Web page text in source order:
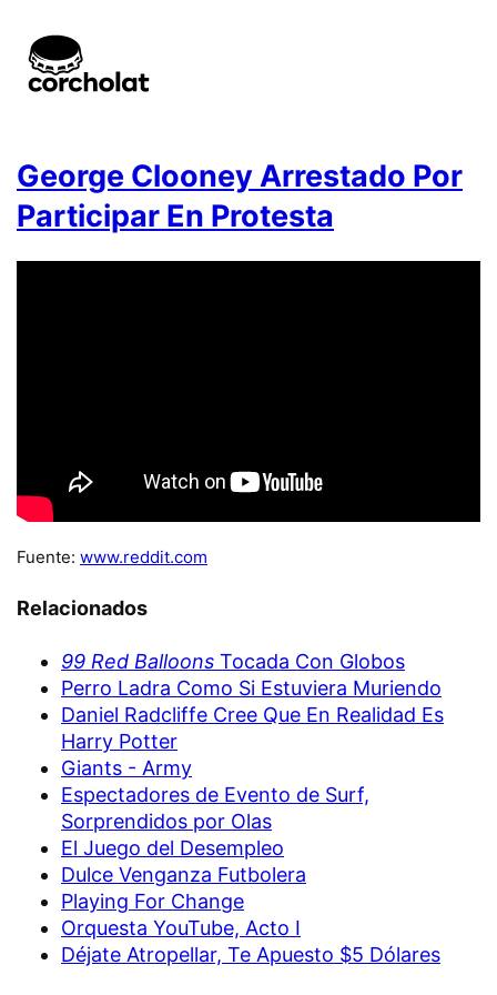
George Clooney Arrestado Por
Participar En Protesta
Fuente: www.reddit.com
Relacionados
99 Red Balloons Tocada Con Globos
Perro Ladra Como Si Estuviera Muriendo
Daniel Radcliffe Cree Que En Realidad Es
Harry Potter
Giants - Army
Espectadores de Evento de Surf,
Sorprendidos por Olas
El Juego del Desempleo
Dulce Venganza Futbolera
Playing For Change
Orquesta YouTube, Acto I
Déjate Atropellar, Te Apuesto $5 Dólares